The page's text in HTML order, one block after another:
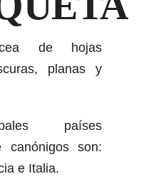
de hojas
planas y
países
canónigos son:
e Italia.